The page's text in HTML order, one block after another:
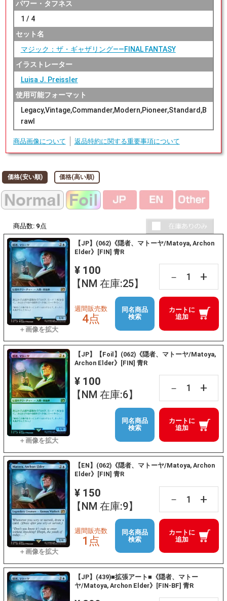
パワー・タフネス
1 / 4
セット名
マジック：ザ・ギャザリング——FINAL FANTASY
イラストレーター
Luisa J. Preissler
使用可能フォーマット
Legacy,Vintage,Commander,Modern,Pioneer,Standard,B
rawl
商品画像について 返品特約に関する重要事項について
価格(安い順) 価格(高い順)
商品数: 9 点
【JP】(062)《隠者、マトーヤ/Matoya, Archon
Elder》[FIN] 青R
¥ 100
【NM 在庫:25】
－ +
カートに
追加
週間販売数
4点
同名商品
検索
【JP】【Foil】(062)《隠者、マトーヤ/Matoya,
Archon Elder》[FIN] 青R
¥ 100
【NM 在庫:6】
－ +
カートに
追加
同名商品
検索
【EN】(062)《隠者、マトーヤ/Matoya, Archon
Elder》[FIN] 青R
¥ 150
【NM 在庫:9】
－ +
カートに
追加
週間販売数
1点
同名商品
検索
【JP】(439)■拡張アート■《隠者、マトー
ヤ/Matoya, Archon Elder》[FIN-BF] 青R